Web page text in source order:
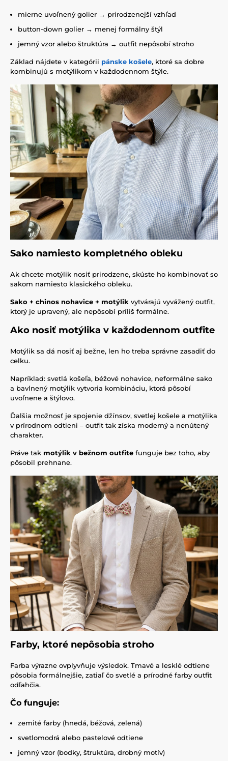
mierne uvoľnený golier → prirodzenejší vzhľad
button-down golier → menej formálny štýl
jemný vzor alebo štruktúra → outfit nepôsobí stroho
Základ nájdete v kategórii pánske košele, ktoré sa dobre
kombinujú s motýlikom v každodennom štýle.
Sako namiesto kompletného obleku
Ak chcete motýlik nosiť prirodzene, skúste ho kombinovať so
sakom namiesto klasického obleku.
Sako + chinos nohavice + motýlik vytvárajú vyvážený outfit,
ktorý je upravený, ale nepôsobí príliš formálne.
Ako nosiť motýlika v každodennom outfite
Motýlik sa dá nosiť aj bežne, len ho treba správne zasadiť do
celku.
Napríklad: svetlá košeľa, béžové nohavice, neformálne sako
a bavlnený motýlik vytvoria kombináciu, ktorá pôsobí
uvoľnene a štýlovo.
Ďalšia možnosť je spojenie džínsov, svetlej košele a motýlika
v prírodnom odtieni – outfit tak získa moderný a nenútený
charakter.
Práve tak motýlik v bežnom outfite funguje bez toho, aby
pôsobil prehnane.
Farby, ktoré nepôsobia stroho
Farba výrazne ovplyvňuje výsledok. Tmavé a lesklé odtiene
pôsobia formálnejšie, zatiaľ čo svetlé a prírodné farby outfit
odľahčia.
Čo funguje:
zemité farby (hnedá, béžová, zelená)
svetlomodrá alebo pastelové odtiene
jemný vzor (bodky, štruktúra, drobný motív)